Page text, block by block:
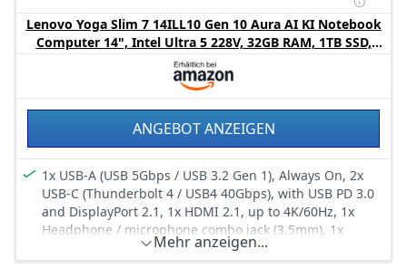
Leistung zu erzielen.
praktisch überall aus.
Dank der beeindruckenden Energieeffizienz können Sie
mit extrem langer Akkulaufzeit überall Produktivität auf
höchstem Niveau erzielen.
Das Yoga Slim 7 ist ultraportabel und perfekt für
Kreative, die viel unterwegs sind – es ist dünner,
leichter und robuster denn je. Dank seines schlanken
Designs lässt es sich ganz einfach mitnehmen. Das aus
Aluminium gefertigte Unibody-Gehäuse ist äußerst
strapazierfähig.
Es ist Ihr stilvoller Begleiter – entwickelt, um mit Ihrem
dynamischen Lebensstil Schritt zu halten!
Mit einer Akkulaufzeit von bis zu 22,5 Stunden pro
Ladung können Sie jederzeit und überall kreativ sein.
Lenovo Yoga Slim 7 14ILL10 Gen 10 Aura AI KI Notebook
Computer 14", Intel Ultra 5 228V, 32GB RAM, 1TB SSD,
Intel Arc 130V, 3K 2880 x 1800, Windows 11 Home,
Tastatur QWERTZ Deutsch, Luna Grau
ANGEBOT ANZEIGEN
1x USB-A (USB 5Gbps / USB 3.2 Gen 1), Always On, 2x
USB-C (Thunderbolt 4 / USB4 40Gbps), with USB PD 3.0
and DisplayPort 2.1, 1x HDMI 2.1, up to 4K/60Hz, 1x
Headphone / microphone combo jack (3.5mm), 1x
microSD card readerMehr anzeigen...